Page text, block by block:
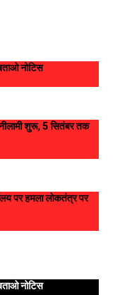
नोटिस
नीलामी शुरू, 5 सितंबर तक
पर हमला लोकतंत्र पर
नोटिस